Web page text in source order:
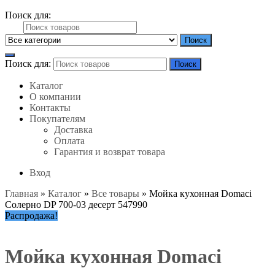
Поиск для:
Поиск
Поиск для: Поиск
Каталог
О компании
Контакты
Покупателям
Доставка
Оплата
Гарантия и возврат товара
Вход
Главная » Каталог » Все товары » Мойка кухонная Domaci
Солерно DP 700-03 десерт 547990
Распродажа!
Мойка кухонная Domaci